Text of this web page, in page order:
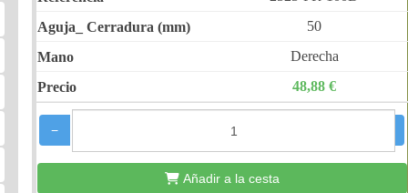
50
Derecha
48,88 €
−
Añadir a la cesta